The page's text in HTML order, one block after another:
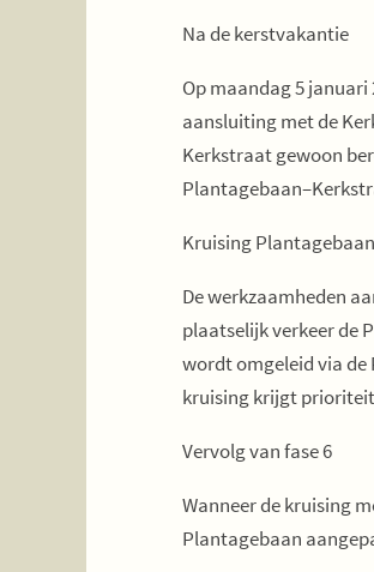
Na de kerstvakantie
Op maandag 5 januari
aansluiting met de
Kerkstraat gewoon
Kruising
De werkzaamheden
plaatselijk verkeer de
wordt omgeleid via de
kruising krijgt
Vervolg van fase 6
Wanneer de kruising
Plantagebaan